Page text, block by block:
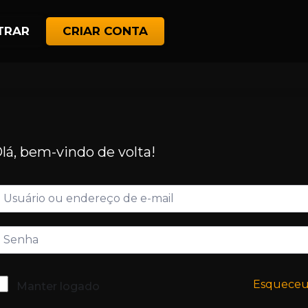
CRIAR CONTA
bem-vindo de volta!
Manter logado